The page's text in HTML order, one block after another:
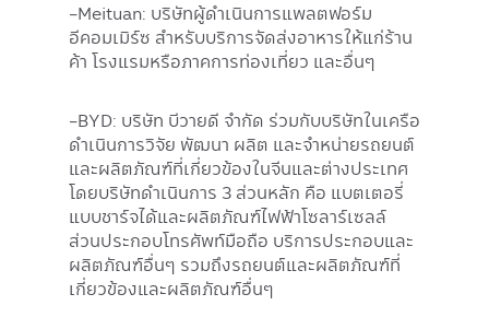
-Meituan: บริษัทผู้ดำเนินการแพลตฟอร์ม
อีคอมเมิร์ซ สำหรับบริการจัดส่งอาหารให้แก่ร้าน
ค้า โรงแรมหรือภาคการท่องเที่ยว และอื่นๆ
-BYD: บริษัท บีวายดี จำกัด ร่วมกับบริษัทในเครือ
ดำเนินการวิจัย พัฒนา ผลิต และจำหน่ายรถยนต์
และผลิตภัณฑ์ที่เกี่ยวข้องในจีนและต่างประเทศ
โดยบริษัทดำเนินการ 3 ส่วนหลัก คือ แบตเตอรี่
แบบชาร์จได้และผลิตภัณฑ์ไฟฟ้าโซลาร์เซลล์
ส่วนประกอบโทรศัพท์มือถือ บริการประกอบและ
ผลิตภัณฑ์อื่นๆ รวมถึงรถยนต์และผลิตภัณฑ์ที่
เกี่ยวข้องและผลิตภัณฑ์อื่นๆ